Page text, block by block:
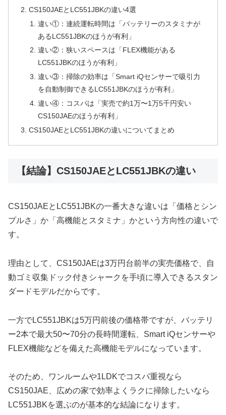
CS150JAEとLC551JBKの違い4選
違い①：連続運転時間は「バッテリーのスタミナが
あるLC551JBKのほうが有利」
違い②：狭いスペースは「FLEX機能がある
LC551JBKのほうが有利」
違い③：掃除の効率は「Smart iQセンサーで吸引力
を自動制御できるLC551JBKのほうが有利」
違い④：コスパは「実売で約1万〜1万5千円安い
CS150JAEのほうが有利」
CS150JAEとLC551JBKの違いについてまとめ
【結論】CS150JAEとLC551JBKの違い
CS150JAEとLC551JBKの一番大きな違いは「価格とシン
プルさ」か「高機能とスタミナ」かという方向性の違いで
す。
理由として、CS150JAEは3万円台前半の実売価格で、自
動ゴミ収集ドック付きシャークを手頃に導入できるスタン
ダードモデルだからです。
一方でLC551JBKは5万円前後の価格帯ですが、バッテリ
ー2本で最大50〜70分の長時間運転、Smart iQセンサーや
FLEX機能などを備えた高機能モデルになっています。
そのため、ワンルームや1LDKでコスパ重視なら
CS150JAE、広めの家で効率よくラクに掃除したいなら
LC551JBKを選ぶのが基本的な結論になります。